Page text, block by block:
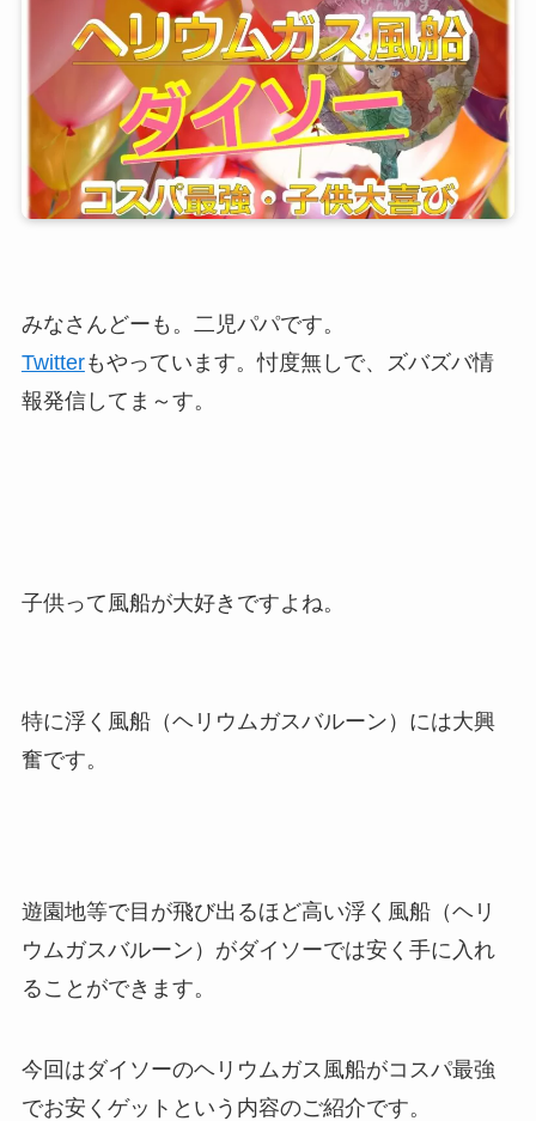
みなさんどーも。二児パパです。
Twitterもやっています。忖度無しで、ズバズバ情
報発信してま～す。
子供って風船が大好きですよね。
特に浮く風船（ヘリウムガスバルーン） には大興
奮です。
遊園地等で目が飛び出るほど高い浮く風船（ヘリ
ウムガスバルーン） がダイソーでは安く手に入れ
ることができます。
今回はダイソーのヘリウムガス風船がコスパ最強
でお安くゲット という内容のご紹介です。